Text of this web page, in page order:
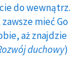
do wewnątrz.
mieć Go
aż znajdzie
duchowy)